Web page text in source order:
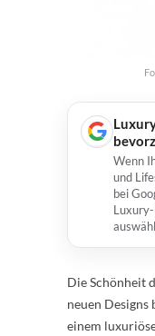
Wenn
und
bei
Die Schönheit
neuen Designs
einem